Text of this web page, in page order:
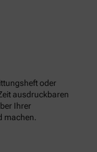
oder
ausdruckbaren
Ihrer
machen.